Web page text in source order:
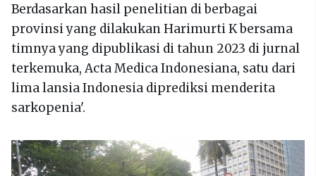
Berdasarkan hasil penelitian di berbagai
provinsi yang dilakukan Harimurti K bersama
timnya yang dipublikasi di tahun 2023 di jurnal
terkemuka, Acta Medica Indonesiana, satu dari
lima lansia Indonesia diprediksi menderita
sarkopenia'.